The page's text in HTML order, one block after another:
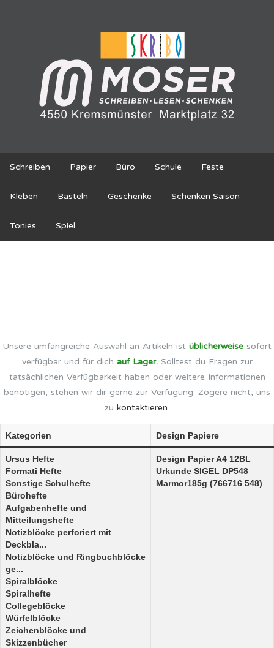
Schreiben Papier Büro Schule Feste
Kleben Basteln Geschenke Schenken Saison
Tonies Spiel
Unsere umfangreiche Auswahl an Artikeln ist üblicherweise sofort
verfügbar und für dich auf Lager.Solltest du Fragen zur
tatsächlichen Verfügbarkeit haben oder weitere Informationen
benötigen, stehen wir dir gerne zur Verfügung. Zögere nicht, uns
zu kontaktieren.
Kategorien Design Papiere
Ursus Hefte
Formati Hefte
Sonstige Schulhefte
Bürohefte
Aufgabenhefte und
Mitteilungshefte
Notizblöcke perforiert mit
Deckbla...
Notizblöcke und Ringbuchblöcke
ge...
Spiralblöcke
Spiralhefte
Collegeblöcke
Würfelblöcke
Zeichenblöcke und
Skizzenbücher
Design Papier A4 12BL
Urkunde SIGEL DP548
Marmor185g (766716 548)